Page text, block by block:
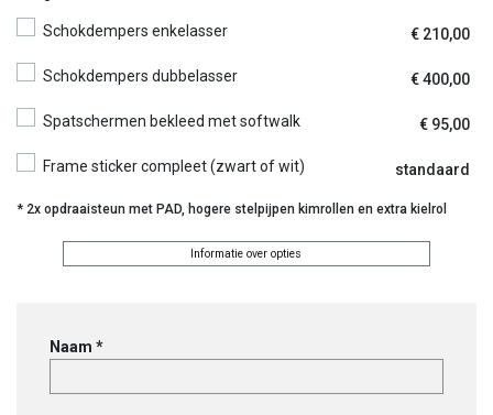
Schokdempers enkelasser € 210,00
Schokdempers dubbelasser €400,00
Spatschermen bekleed met softwalk € 95,00
Frame sticker compleet (zwart of wit) standaard
* 2x opdraaisteun met PAD, hogere stelpijpen kimrollen en extra kielrol
Informatie over opties
Naam *